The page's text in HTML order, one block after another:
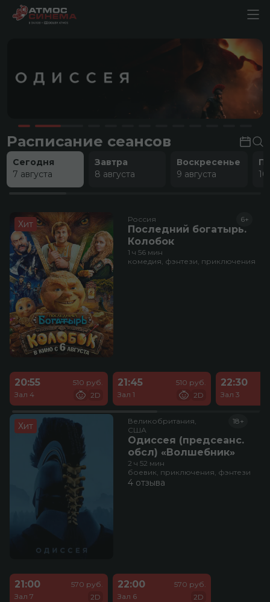
Расписание сеансов
Сегодня
7 августа
Завтра
8 августа
Воскресенье
9 августа
10
Хит Россия
Последний богатырь.
Колобок
6+
1 ч 56 мин
комедия, фэнтези, приключения
20:55
Зал 4
510 руб.
2D
21:45
Зал 1
510 руб.
2D
22:30
Зал 3
Хит
Великобритания,
США
Одиссея (предсеанс.
обсл) «Волшебник»
18+
2 ч 52 мин
боевик, приключения, фэнтези
4 отзыва
21:00
Зал 7
570 руб.
2D
22:00
Зал 6
570 руб.
2D